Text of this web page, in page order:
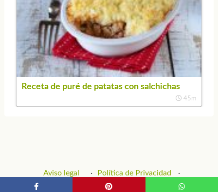
Receta de puré de patatas con salchichas
45m
Aviso legal
Política de Privacidad
Política de Cookies
Contacto y Publicidad